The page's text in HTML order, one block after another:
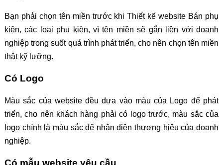
Bạn phải chọn tên miền trước khi Thiết kế website Bán phụ
kiện, các loại phụ kiện, vì tên miền sẽ gắn liền với doanh
nghiệp trong suốt quá trình phát triển, cho nên chọn tên miền
thật kỹ lưỡng.
Có Logo
Màu sắc của website đều dựa vào màu của Logo để phát
triển, cho nên khách hàng phải có logo trước, màu sắc của
logo chính là màu sắc để nhận diện thương hiệu của doanh
nghiệp.
Có mẫu website yêu cầu